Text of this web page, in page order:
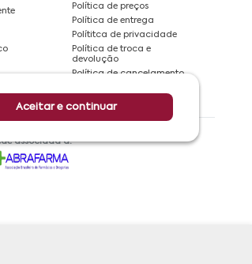
Aceitar e continuar
Política de preços
Política de entrega
Polítitca de privacidade
Política de troca e
devolução
Política de cancelamento
associada a: